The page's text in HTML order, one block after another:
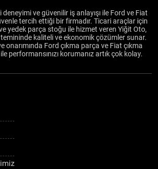
ve güvenilir iş anlayışı ile Ford ve Fiat
tercih ettiği bir firmadır. Ticari araçlar için
yedek parça stoğu ile hizmet veren Yiğit Oto,
kaliteli ve ekonomik çözümler sunar.
onarımında Ford çıkma parça ve Fiat çıkma
performansınızı korumanız artık çok kolay.